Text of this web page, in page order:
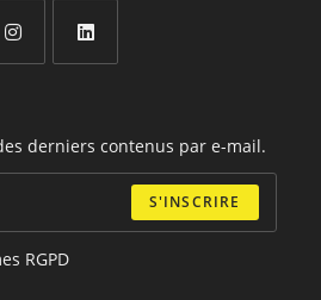
un
nouvel
derniers contenus par e-mail.
S'INSCRIRE
RGPD